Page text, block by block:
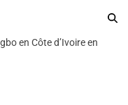
en Côte d’Ivoire en